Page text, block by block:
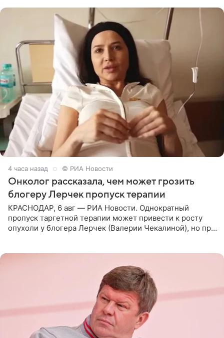
4 часа назад © РИА Новости
Онколог рассказала, чем может грозить
блогеру Лерчек пропуск терапии
КРАСНОДАР, 6 авг — РИА Новости. Однократный
пропуск таргетной терапии может привести к росту
опухоли у блогера Лерчек (Валерии Чекалиной), но при